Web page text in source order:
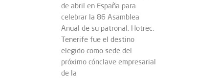
de abril en España para
celebrar la 86 Asamblea
Anual de su patronal, Hotrec.
Tenerife fue el destino
elegido como sede del
próximo cónclave empresarial
de la